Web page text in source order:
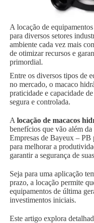
A locação de
para diversos setores
ambiente cada vez mais
de otimizar recursos e
primordial.
Entre os diversos tipos de
no mercado, o macaco
praticidade e capacidade
segura e controlada.
A locação de macacos
benefícios que vão além
Empresas de Bayeux – PB
para melhorar a
garantir a segurança de
Seja para uma aplicação
prazo, a locação permite
equipamentos de última
investimentos iniciais.
Este artigo explora